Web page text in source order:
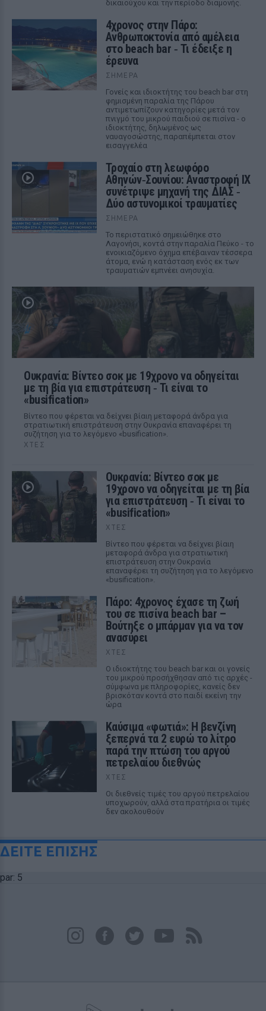
δικαιούχου και την περίοδο διαμονής.
4χρονος στην Πάρο:
Ανθρωποκτονία από αμέλεια
στο beach bar ‑ Τι έδειξε η
έρευνα
ΣΉΜΕΡΑ
Γονείς και ιδιοκτήτης του beach bar στη
φημισμένη παραλία της Πάρου
αντιμετωπίζουν κατηγορίες μετά τον
πνιγμό του μικρού παιδιού σε πισίνα - ο
ιδιοκτήτης, δηλωμένος ως
ναυαγοσώστης, παραπέμπεται στον
εισαγγελέα
Τροχαίο στη λεωφόρο
Αθηνών‑Σουνίου: Αναστροφή ΙΧ
συνέτριψε μηχανή της ΔΙΑΣ ‑
Δύο αστυνομικοί τραυματίες
ΣΉΜΕΡΑ
Το περιστατικό σημειώθηκε στο
Λαγονήσι, κοντά στην παραλία Πεύκο - το
ενοικιαζόμενο όχημα επέβαιναν τέσσερα
άτομα, ενώ η κατάσταση ενός εκ των
τραυματιών εμπνέει ανησυχία.
Ουκρανία: Βίντεο σοκ με 19χρονο να οδηγείται
με τη βία για επιστράτευση ‑ Τι είναι το
«busification»
Βίντεο που φέρεται να δείχνει βίαιη μεταφορά άνδρα για
στρατιωτική επιστράτευση στην Ουκρανία επαναφέρει τη
συζήτηση για το λεγόμενο «busification».
ΧΤΕΣ
Ουκρανία: Βίντεο σοκ με
19χρονο να οδηγείται με τη βία
για επιστράτευση ‑ Τι είναι το
«busification»
ΧΤΕΣ
Βίντεο που φέρεται να δείχνει βίαιη
μεταφορά άνδρα για στρατιωτική
επιστράτευση στην Ουκρανία
επαναφέρει τη συζήτηση για το λεγόμενο
«busification».
Πάρο: 4χρονος έχασε τη ζωή
του σε πισίνα beach bar –
Βούτηξε ο μπάρμαν για να τον
ανασύρει
ΧΤΕΣ
Ο ιδιοκτήτης του beach bar και οι γονείς
του μικρού προσήχθησαν από τις αρχές -
σύμφωνα με πληροφορίες, κανείς δεν
βρισκόταν κοντά στο παιδί εκείνη την
ώρα
Καύσιμα «φωτιά»: Η βενζίνη
ξεπερνά τα 2 ευρώ το λίτρο
παρά την πτώση του αργού
πετρελαίου διεθνώς
ΧΤΕΣ
Οι διεθνείς τιμές του αργού πετρελαίου
υποχωρούν, αλλά στα πρατήρια οι τιμές
δεν ακολουθούν
ΔΕΙΤΕ ΕΠΙΣΗΣ
par: 5